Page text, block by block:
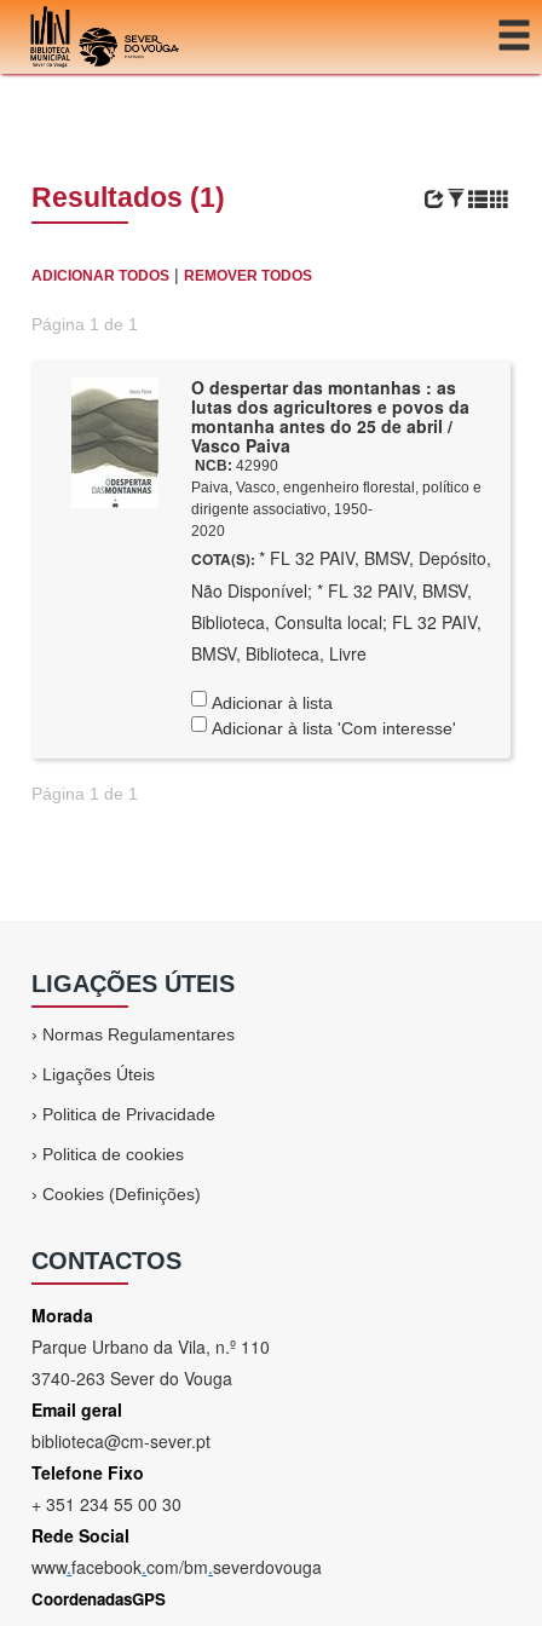
Ir para o conteúdo
Resultados (1)
ADICIONAR TODOS |REMOVER TODOS
Página 1 de 1
O despertar das montanhas : as
lutas dos agricultores e povos da
montanha antes do 25 de abril /
Vasco Paiva
NCB: 42990
Paiva, Vasco, engenheiro florestal, político e
dirigente associativo, 1950-
2020
COTA(S): * FL 32 PAIV, BMSV, Depósito,
Não Disponível; * FL 32 PAIV, BMSV,
Biblioteca, Consulta local; FL 32 PAIV,
BMSV, Biblioteca, Livre
Adicionar à lista
Adicionar à lista 'Com interesse'
Página 1 de 1
LIGAÇÕES ÚTEIS
› Normas Regulamentares
› Ligações Úteis
› Politica de Privacidade
› Politica de cookies
›Cookies (Definições)
CONTACTOS
Morada
Parque Urbano da Vila, n.º 110
3740-263 Sever do Vouga
Email geral
biblioteca@cm-sever.pt
Telefone Fixo
+ 351 234 55 00 30
Rede Social
www.facebook.com/bm.severdovouga
CoordenadasGPS